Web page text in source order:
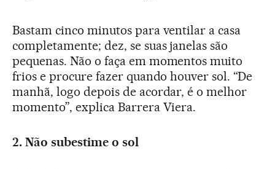
Bastam cinco minutos para ventilar a casa
completamente; dez, se suas janelas são
pequenas. Não o faça em momentos muito
frios e procure fazer quando houver sol. “De
manhã, logo depois de acordar, é o melhor
momento”, explica Barrera Viera.
2. Não subestime o sol